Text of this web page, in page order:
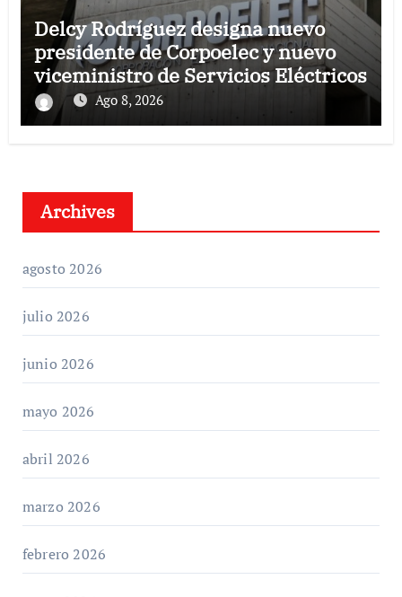
Delcy Rodríguez designa nuevo
presidente de Corpoelec y nuevo
viceministro de Servicios Eléctricos
Ago 8, 2026
Archives
agosto 2026
julio 2026
junio 2026
mayo 2026
abril 2026
marzo 2026
febrero 2026